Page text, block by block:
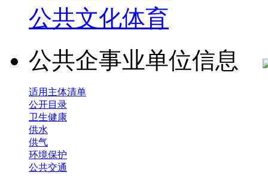
公共文化体育
公共企事业单位信息
适用主体清单
公开目录
卫生健康
供水
供气
环境保护
公共交通